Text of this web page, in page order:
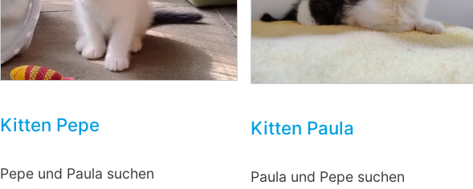
Kitten Pepe
Pepe und Paula suchen
Kitten Paula
Paula und Pepe suchen